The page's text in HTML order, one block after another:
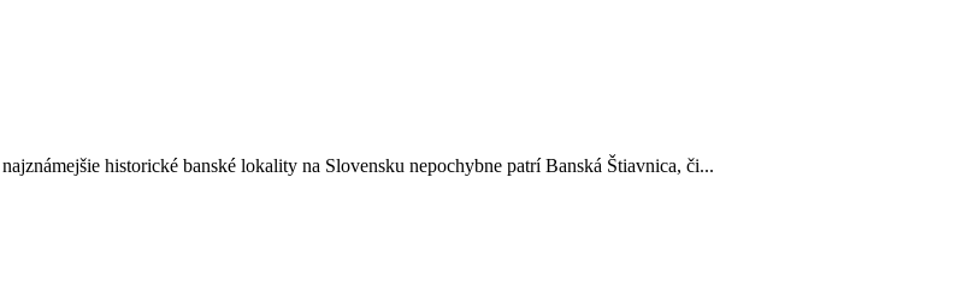
historické banské lokality na Slovensku nepochybne patrí Banská Štiavnica, či...